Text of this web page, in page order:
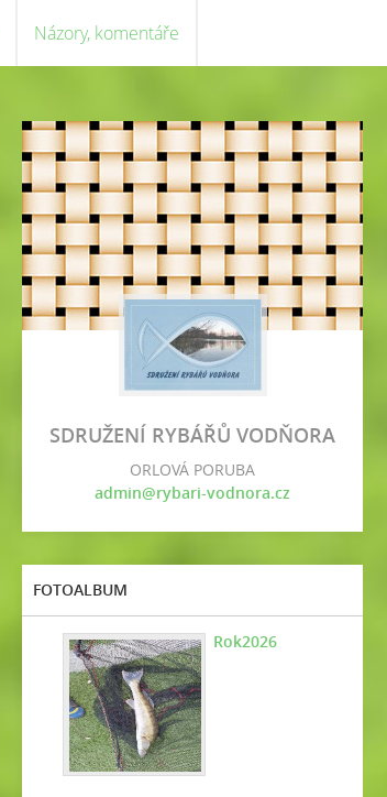
Názory, komentáře
SDRUŽENÍ RYBÁŘŮ VODŇORA
ORLOVÁ PORUBA
admin@rybari-vodnora.cz
FOTOALBUM
Rok2026